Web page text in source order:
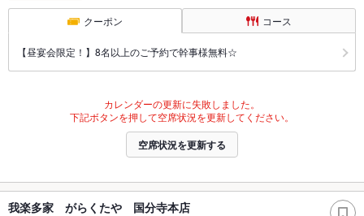
クーポン コース
【昼宴会限定！】8名以上のご予約で幹事様無料☆
カレンダーの更新に失敗しました。
下記ボタンを押して空席状況を更新してください。
空席状況を更新する
我楽多家 がらくたや 国分寺本店